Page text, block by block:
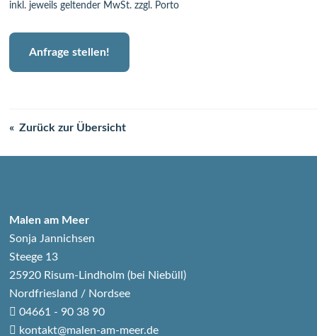
inkl. jeweils geltender MwSt. zzgl. Porto
Anfrage stellen!
Zurück zur Übersicht
Malen am Meer
Sonja Jannichsen
Steege 13
25920 Risum-Lindholm (bei Niebüll)
Nordfriesland / Nordsee
04661 - 90 38 90
kontakt@malen-am-meer.de